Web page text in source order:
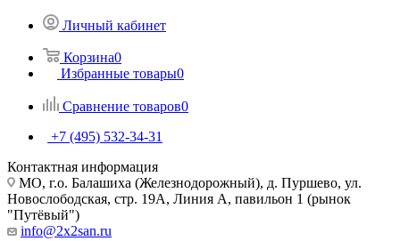
Личный кабинет
Корзина0
Избранные товары0
Сравнение товаров0
+7 (495) 532‑34‑31
Контактная информация
МО, г.о. Балашиха (Железнодорожный), д. Пуршево, ул.
Новослободская, стр. 19А, Линия А, павильон 1 (рынок
"Путёвый")
info@2x2san.ru